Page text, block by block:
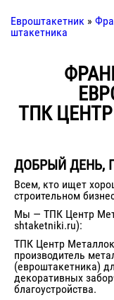
Евроштакетник »
штакетника
ТПК
ДОБРЫЙ ДЕНЬ,
Всем, кто ищет
строительном
Мы — ТПК Центр
shtaketniki.ru):
ТПК Центр
производитель
(евроштакетника)
декоративных
благоустройства.